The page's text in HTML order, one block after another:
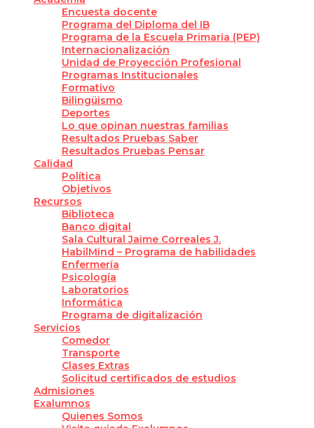
Encuesta docente
Programa del Diploma del IB
Programa de la Escuela Primaria (PEP)
Internacionalización
Unidad de Proyección Profesional
Programas Institucionales
Formativo
Bilingüismo
Deportes
Lo que opinan nuestras familias
Resultados Pruebas Saber
Resultados Pruebas Pensar
Calidad
Política
Objetivos
Recursos
Biblioteca
Banco digital
Sala Cultural Jaime Correales J.
HabilMind – Programa de habilidades
Enfermería
Psicología
Laboratorios
Informática
Programa de digitalización
Servicios
Comedor
Transporte
Clases Extras
Solicitud certificados de estudios
Admisiones
Exalumnos
Quienes Somos